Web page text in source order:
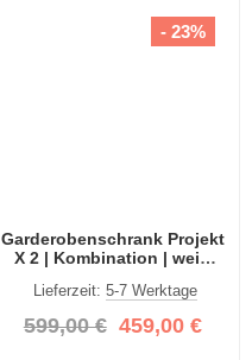
Garderobenschrank Projekt
X 2 | Kombination | weiß
2-teilig
Lieferzeit:5-7 Werktage
599,00 € 459,00 €
- 23%